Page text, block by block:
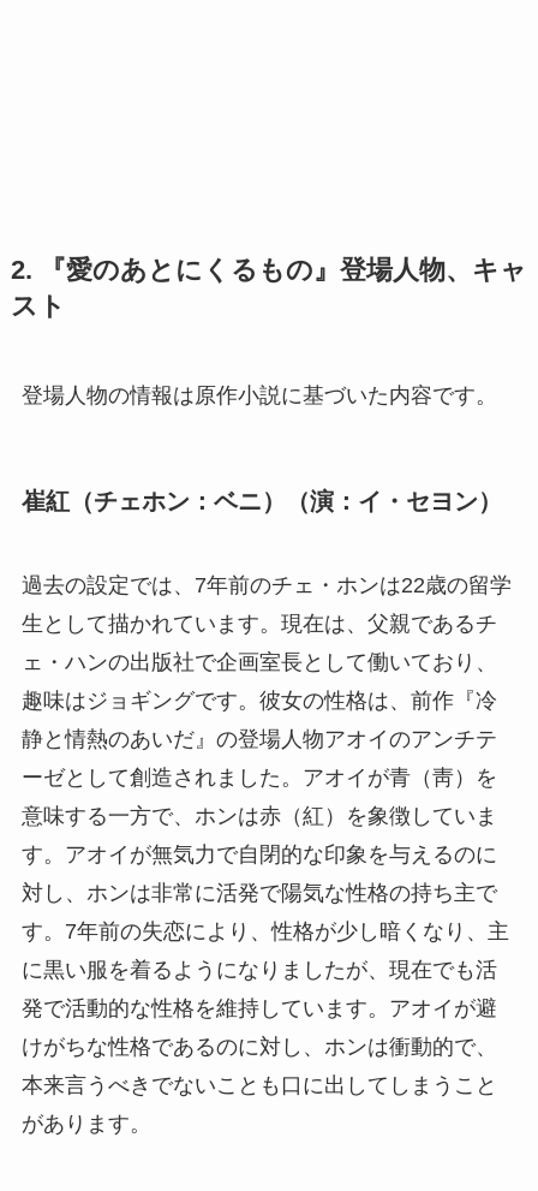
2. 『愛のあとにくるもの』登場人物、キャ
スト
登場人物の情報は原作小説に基づいた内容です。
崔紅（チェホン：ベニ）（演：イ・セヨン）
過去の設定では、7年前のチェ・ホンは22歳の留学
生として描かれています。現在は、父親であるチ
ェ・ハンの出版社で企画室長として働いており、
趣味はジョギングです。彼女の性格は、前作『冷
静と情熱のあいだ』の登場人物アオイのアンチテ
ーゼとして創造されました。アオイが青（靑）を
意味する一方で、ホンは赤（紅）を象徴していま
す。アオイが無気力で自閉的な印象を与えるのに
対し、ホンは非常に活発で陽気な性格の持ち主で
す。7年前の失恋により、性格が少し暗くなり、主
に黒い服を着るようになりましたが、現在でも活
発で活動的な性格を維持しています。アオイが避
けがちな性格であるのに対し、ホンは衝動的で、
本来言うべきでないことも口に出してしまうこと
があります。